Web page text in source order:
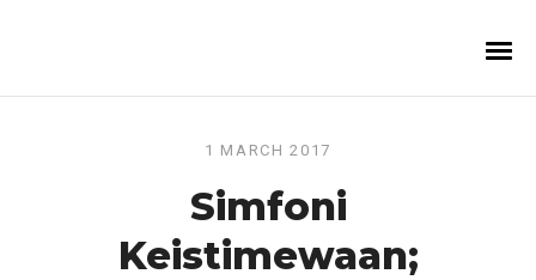
1 MARCH 2017
Simfoni
Keistimewaan;